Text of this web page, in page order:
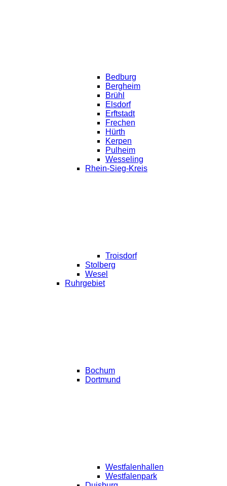
Bedburg
Bergheim
Brühl
Elsdorf
Erftstadt
Frechen
Hürth
Kerpen
Pulheim
Wesseling
Rhein-Sieg-Kreis
Troisdorf
Stolberg
Wesel
Ruhrgebiet
Bochum
Dortmund
Westfalenhallen
Westfalenpark